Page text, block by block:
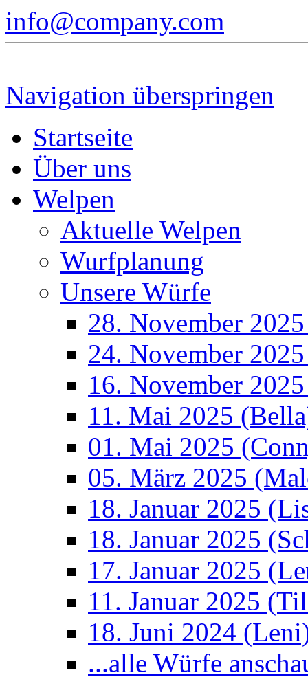
info@company.com
Navigation überspringen
Startseite
Über uns
Welpen
Aktuelle Welpen
Wurfplanung
Unsere Würfe
28. November
24. November
16. November
11. Mai 2025
01. Mai 2025
05. März 2025
18. Januar 2025
18. Januar 2025
17. Januar 2025
11. Januar 2025
18. Juni 2024
...alle Würfe